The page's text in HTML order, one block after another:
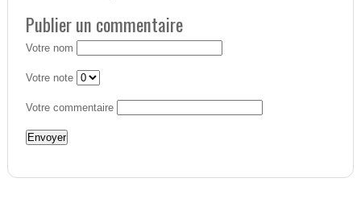
Publier un commentaire
Votre nom
Votre note
Votre commentaire